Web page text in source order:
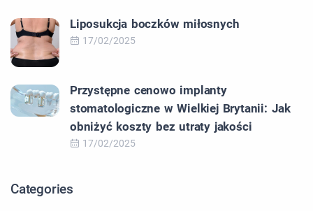
Liposukcja boczków miłosnych
17/02/2025
Przystępne cenowo implanty
stomatologiczne w Wielkiej Brytanii: Jak
obniżyć koszty bez utraty jakości
17/02/2025
Categories